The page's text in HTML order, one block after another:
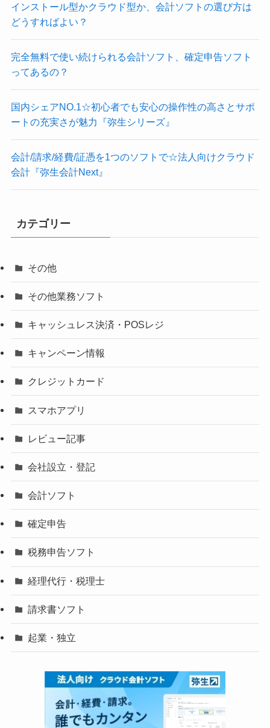
インストール型かクラウド型か、会計ソフトの選び方は
どうすればよい？
完全無料で使い続けられる会計ソフト、確定申告ソフト
ってあるの？
国内シェアNO.1☆初心者でも安心の操作性の高さとサポ
ートの充実さが魅力『弥生シリーズ』
会計/請求/経費/証憑を1つのソフトで☆法人向けクラウド
会計『弥生会計Next』
カテゴリー
その他
その他業務ソフト
キャッシュレス決済・POSレジ
キャンペーン情報
クレジットカード
スマホアプリ
レビュー記事
会社設立・登記
会計ソフト
確定申告
税務申告ソフト
経理代行・税理士
請求書ソフト
起業・独立